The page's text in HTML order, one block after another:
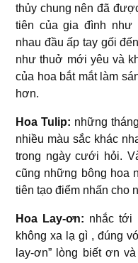
thủy chung nên đã
tiên của gia đình như
nhau đầu ấp tay gối
như thuở mới yêu và
của hoa bắt mắt làm
hơn.
Hoa Tulip: những
nhiều màu sắc khác
trong ngày cưới hỏi.
cũng những bông hoa
tiên tạo điểm nhấn cho
Hoa Lay-ơn: nhắc tới
không xa lạ gì , đúng
lay-ơn” lòng biết ơn